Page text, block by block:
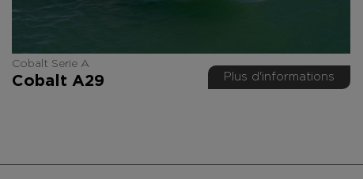
Cobalt Serie A
Cobalt A29 Plus d'informations